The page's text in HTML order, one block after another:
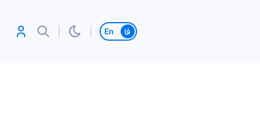
تغییر زبان